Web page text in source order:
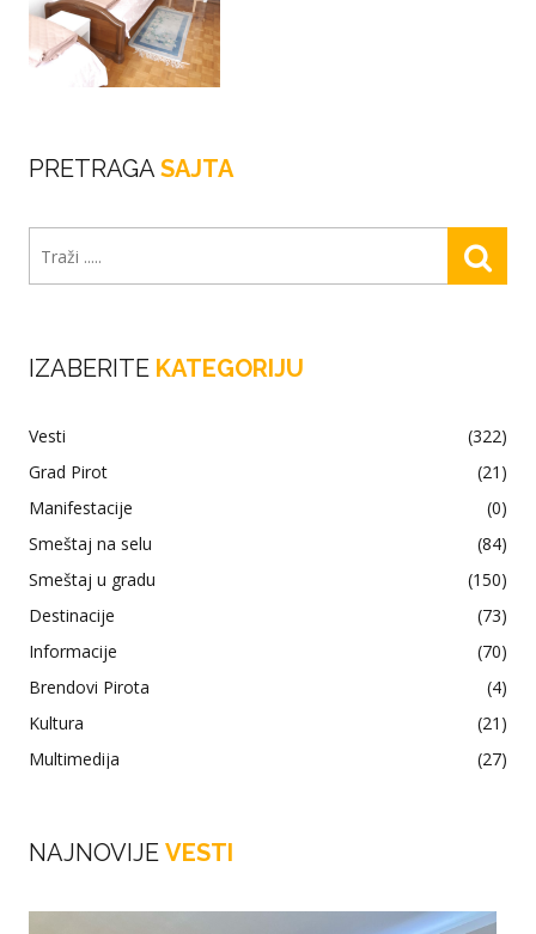
PRETRAGA SAJTA
IZABERITE KATEGORIJU
Vesti
(322)
Grad Pirot
(21)
Manifestacije
(0)
Smeštaj na selu
(84)
Smeštaj u gradu
(150)
Destinacije
(73)
Informacije
(70)
Brendovi Pirota
(4)
Kultura
(21)
Multimedija
(27)
NAJNOVIJE VESTI